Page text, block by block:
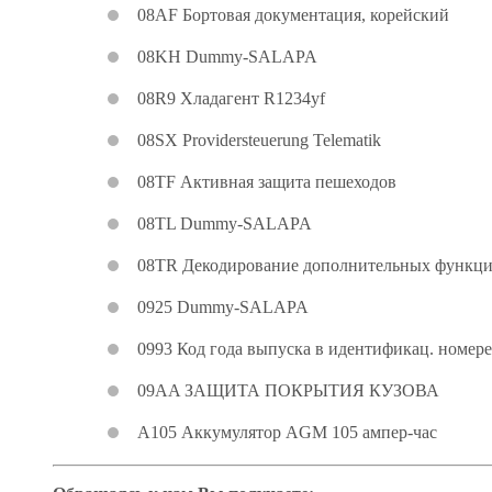
08AF Бортовая документация, корейский
08KH Dummy-SALAPA
08R9 Хладагент R1234yf
08SX Providersteuerung Telematik
08TF Активная защита пешеходов
08TL Dummy-SALAPA
08TR Декодирование дополнительных
0925 Dummy-SALAPA
0993 Код года выпуска в идентификац. номере
09AA ЗАЩИТА ПОКРЫТИЯ КУЗОВА
A105 Аккумулятор AGM 105 ампер-час